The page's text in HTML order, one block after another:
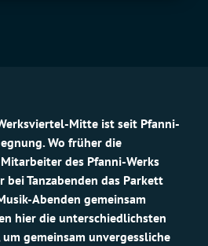
Mitte ist seit Pfanni-
Wo früher die
des Pfanni-Werks
bei Tanzabenden das Parkett
Abenden gemeinsam
hier die unterschiedlichsten
um gemeinsam unvergessliche